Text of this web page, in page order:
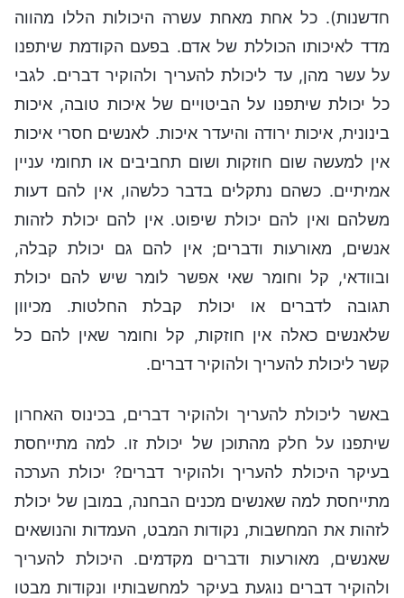
חדשנות). כל אחת מאחת עשרה היכולות הללו מהווה
מדד לאיכותו הכוללת של אדם. בפעם הקודמת שיתפנו
על עשר מהן, עד ליכולת להעריך ולהוקיר דברים. לגבי
כל יכולת שיתפנו על הביטויים של איכות טובה, איכות
בינונית, איכות ירודה והיעדר איכות. לאנשים חסרי איכות
אין למעשה שום חוזקות ושום תחביבים או תחומי עניין
אמיתיים. כשהם נתקלים בדבר כלשהו, אין להם דעות
משלהם ואין להם יכולת שיפוט. אין להם יכולת לזהות
אנשים, מאורעות ודברים; אין להם גם יכולת קבלה,
ובוודאי, קל וחומר שאי אפשר לומר שיש להם יכולת
תגובה לדברים או יכולת קבלת החלטות. מכיוון
שלאנשים כאלה אין חוזקות, קל וחומר שאין להם כל
קשר ליכולת להעריך ולהוקיר דברים.
באשר ליכולת להעריך ולהוקיר דברים, בכינוס האחרון
שיתפנו על חלק מהתוכן של יכולת זו. למה מתייחסת
בעיקר היכולת להעריך ולהוקיר דברים? יכולת הערכה
מתייחסת למה שאנשים מכנים הבחנה, במובן של יכולת
לזהות את המחשבות, נקודות המבט, העמדות והנושאים
שאנשים, מאורעות ודברים מקדמים. היכולת להעריך
ולהוקיר דברים נוגעת בעיקר למחשבותיו ונקודות מבטו